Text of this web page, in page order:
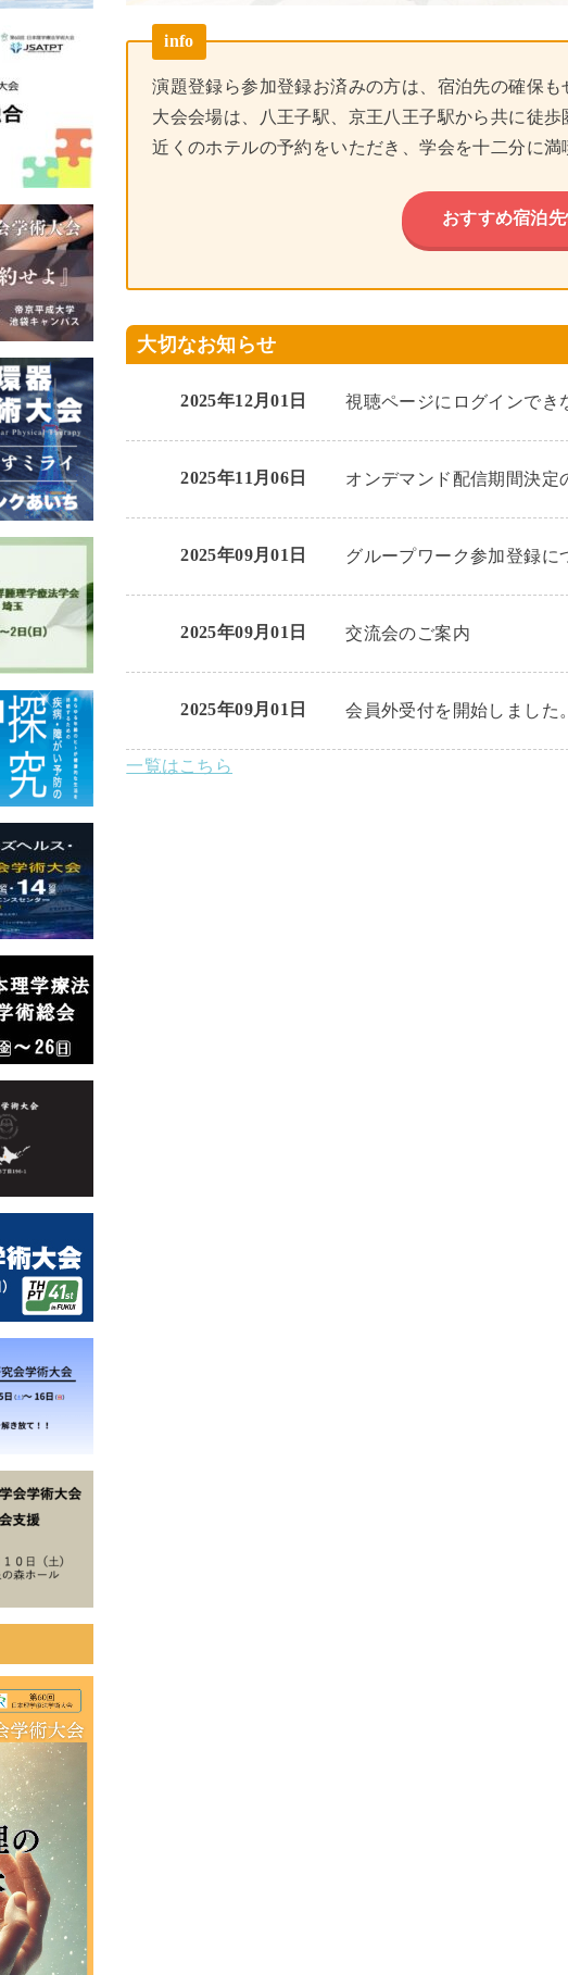
info
演題登録ら参加登録お済みの方は、宿泊先の確保も
大会会場は、八王子駅、京王八王子駅から共に徒歩
近くのホテルの予約をいただき、学会を十二分に満
おすすめ宿泊
大切なお知らせ
2025年12月01日 視聴ページにログインでき
2025年11月06日 オンデマンド配信期間決定
2025年09月01日 グループワーク参加登録に
2025年09月01日 交流会のご案内
2025年09月01日 会員外受付を開始しました。
一覧はこちら